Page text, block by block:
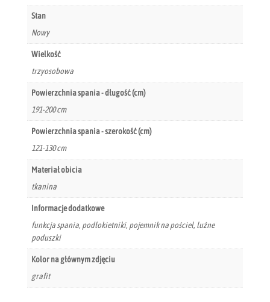
Stan
Nowy
Wielkość
trzyosobowa
Powierzchnia spania - długość (cm)
191-200 cm
Powierzchnia spania - szerokość (cm)
121-130 cm
Materiał obicia
tkanina
Informacje dodatkowe
funkcja spania, podłokietniki, pojemnik na pościel, luźne
poduszki
Kolor na głównym zdjęciu
grafit